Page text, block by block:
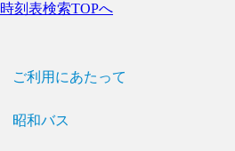
時刻表検索TOPへ
ご利用にあたって
昭和バス